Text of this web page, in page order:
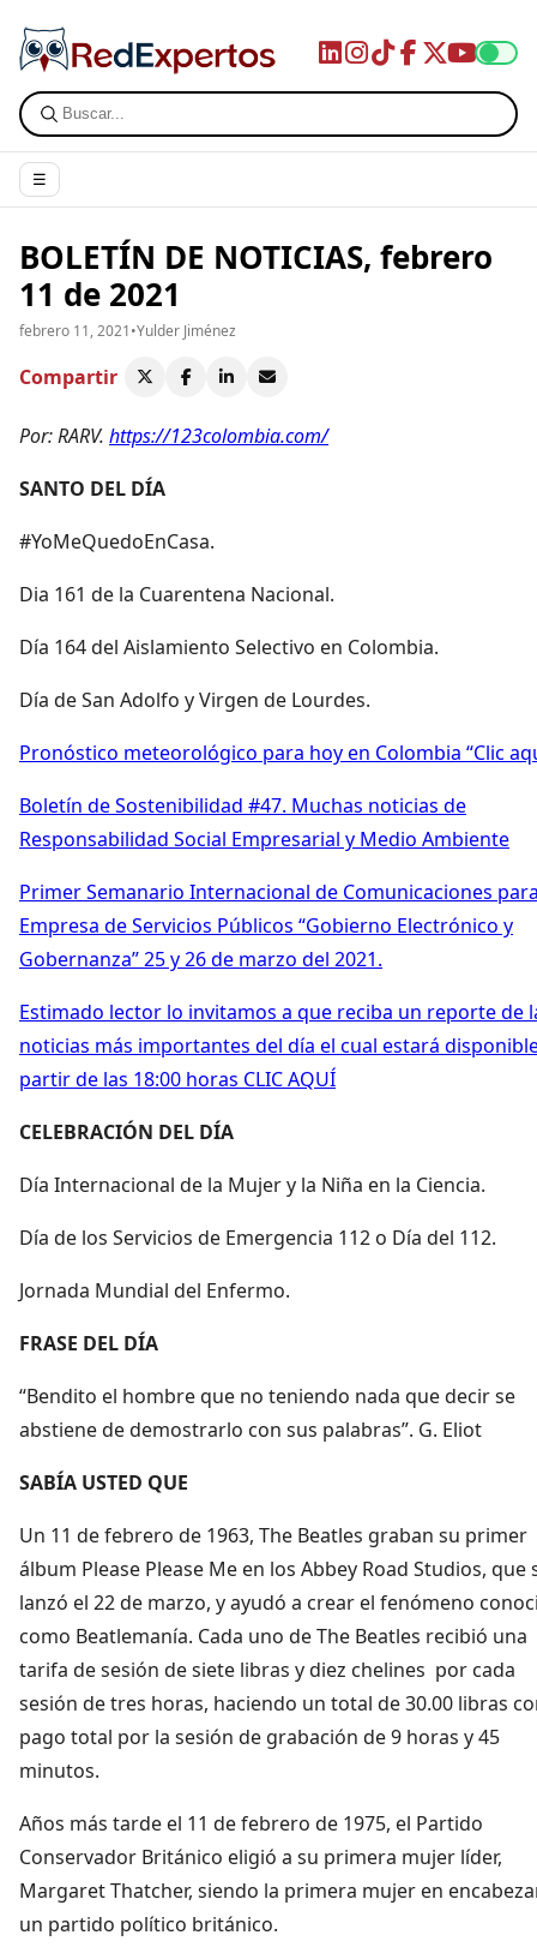
☰
BOLETÍN DE NOTICIAS, febrero
11 de 2021
febrero 11, 2021•Yulder Jiménez
Compartir
Por: RARV. https://123colombia.com/
SANTO DEL DÍA
#YoMeQuedoEnCasa.
Dia 161 de la Cuarentena Nacional.
Día 164 del Aislamiento Selectivo en Colombia.
Día de San Adolfo y Virgen de Lourdes.
Pronóstico meteorológico para hoy en Colombia “Clic
Boletín de Sostenibilidad #47. Muchas noticias de
Responsabilidad Social Empresarial y Medio Ambiente
Primer Semanario Internacional de Comunicaciones
Empresa de Servicios Públicos “Gobierno Electrónico y
Gobernanza” 25 y 26 de marzo del 2021.
Estimado lector lo invitamos a que reciba un reporte de
noticias más importantes del día el cual estará
partir de las 18:00 horas CLIC AQUÍ
CELEBRACIÓN DEL DÍA
Día Internacional de la Mujer y la Niña en la Ciencia.
Día de los Servicios de Emergencia 112 o Día del 112.
Jornada Mundial del Enfermo.
FRASE DEL DÍA
“Bendito el hombre que no teniendo nada que decir se
abstiene de demostrarlo con sus palabras”. G. Eliot
SABÍA USTED QUE
Un 11 de febrero de 1963, The Beatles graban su primer
álbum Please Please Me en los Abbey Road Studios, que
lanzó el 22 de marzo, y ayudó a crear el fenómeno
como Beatlemanía. Cada uno de The Beatles recibió una
tarifa de sesión de siete libras y diez chelines por cada
sesión de tres horas, haciendo un total de 30.00 libras
pago total por la sesión de grabación de 9 horas y 45
minutos.
Años más tarde el 11 de febrero de 1975, el Partido
Conservador Británico eligió a su primera mujer líder,
Margaret Thatcher, siendo la primera mujer en
un partido político británico.